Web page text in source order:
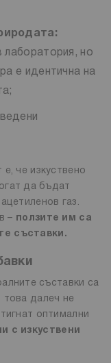
лаборатория, но
е идентична на
че изкуствено
да бъдат
газ.
– ползите им са
съставки.
съставки са
далеч не
оптимални
с изкуствени